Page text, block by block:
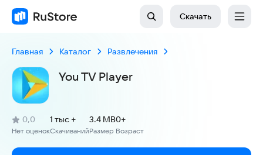
Скачать
Главная Каталог Развлечения
You TV Player
Рейтинг:
0,0
(
Нет оценок
)
Скачиваний
1 тыс +
Размер
3.4 MB
Возраст
0+